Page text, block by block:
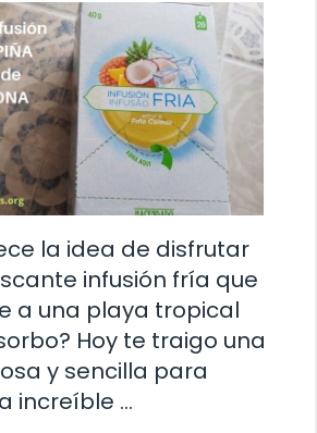
la idea de disfrutar
infusión fría que
a una playa tropical
Hoy te traigo una
y sencilla para
increíble …